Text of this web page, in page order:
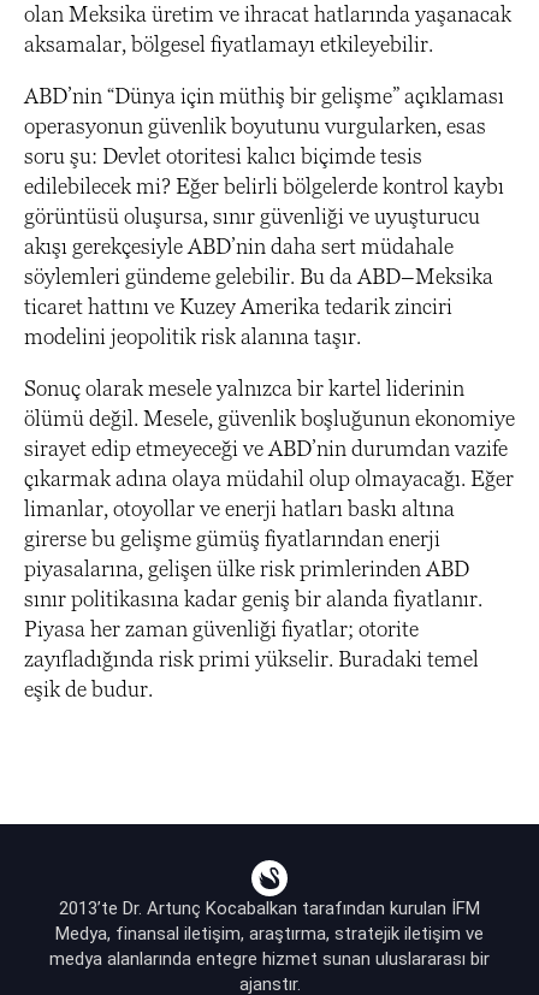
olan Meksika üretim ve ihracat hatlarında yaşanacak
aksamalar, bölgesel fiyatlamayı etkileyebilir.
ABD’nin “Dünya için müthiş bir gelişme” açıklaması
operasyonun güvenlik boyutunu vurgularken, esas
soru şu: Devlet otoritesi kalıcı biçimde tesis
edilebilecek mi? Eğer belirli bölgelerde kontrol kaybı
görüntüsü oluşursa, sınır güvenliği ve uyuşturucu
akışı gerekçesiyle ABD’nin daha sert müdahale
söylemleri gündeme gelebilir. Bu da ABD–Meksika
ticaret hattını ve Kuzey Amerika tedarik zinciri
modelini jeopolitik risk alanına taşır.
Sonuç olarak mesele yalnızca bir kartel liderinin
ölümü değil. Mesele, güvenlik boşluğunun ekonomiye
sirayet edip etmeyeceği ve ABD’nin durumdan vazife
çıkarmak adına olaya müdahil olup olmayacağı. Eğer
limanlar, otoyollar ve enerji hatları baskı altına
girerse bu gelişme gümüş fiyatlarından enerji
piyasalarına, gelişen ülke risk primlerinden ABD
sınır politikasına kadar geniş bir alanda fiyatlanır.
Piyasa her zaman güvenliği fiyatlar; otorite
zayıfladığında risk primi yükselir. Buradaki temel
eşik de budur.
2013’te Dr. Artunç Kocabalkan tarafından kurulan İFM
Medya, finansal iletişim, araştırma, stratejik iletişim ve
medya alanlarında entegre hizmet sunan uluslararası bir
ajanstır.